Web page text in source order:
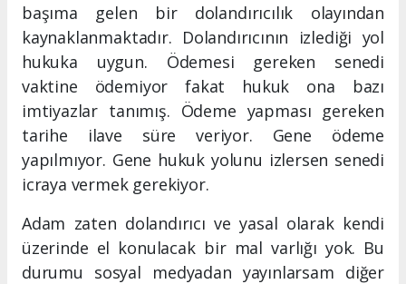
başıma gelen bir dolandırıcılık olayından
kaynaklanmaktadır. Dolandırıcının izlediği yol
hukuka uygun. Ödemesi gereken senedi
vaktine ödemiyor fakat hukuk ona bazı
imtiyazlar tanımış. Ödeme yapması gereken
tarihe ilave süre veriyor. Gene ödeme
yapılmıyor. Gene hukuk yolunu izlersen senedi
icraya vermek gerekiyor.
Adam zaten dolandırıcı ve yasal olarak kendi
üzerinde el konulacak bir mal varlığı yok. Bu
durumu sosyal medyadan yayınlarsam diğer